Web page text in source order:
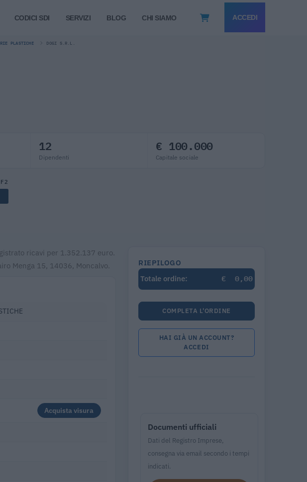
CODICI SDI SERVIZI BLOG CHI SIAMO ACCEDI
PLASTICHE DOGI S.R.L.
12
Dipendenti
€ 100.000
Capitale sociale
F2
ricavi per 1.352.137 euro.
Menga 15, 14036, Moncalvo.
Acquista visura
RIEPILOGO
Totale ordine:
€ 0,00
COMPLETA L'ORDINE
HAI GIÀ UN ACCOUNT?
ACCEDI
Documenti ufficiali
Dati del Registro Imprese,
consegna via email secondo i tempi
indicati.